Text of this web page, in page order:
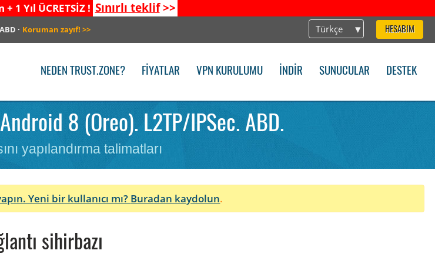
+ 1 Yıl ÜCRETSİZ ! Sınırlı teklif>>
Türkçe HESABIM
ABD · Koruman zayıf! >>
NEDEN TRUST.ZONE? FIYATLAR VPN KURULUMU İNDIR SUNUCULAR DESTEK
8 (Oreo). L2TP/IPSec. ABD.
yapılandırma talimatları
Yeni bir kullanıcı mı? Buradan kaydolun.
sihirbazı